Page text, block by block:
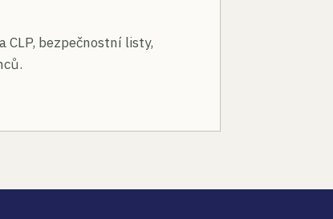
CLP, bezpečnostní listy,